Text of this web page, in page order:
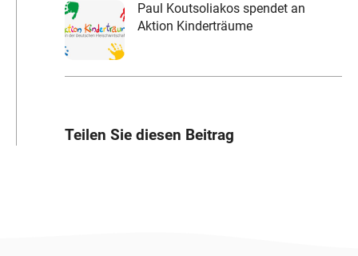
Paul Koutsoliakos spendet an
Aktion Kinderträume
Teilen Sie diesen Beitrag